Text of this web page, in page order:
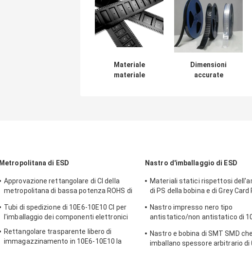
Materiale
materiale
Dimensioni
accurate
Metropolitana di ESD
Approvazione rettangolare di CI della
metropolitana di bassa potenza ROHS di
Tubi di spedizione di 10E6-10E10 CI per
l'imballaggio dei componenti elettronici
Rettangolare trasparente libero di
immagazzinamento in 10E6-10E10 la
Nastro d'imballaggio di ESD
Materiali statici rispettosi
di PS della bobina e di Grey Card
Nastro impresso nero tipo
antistatico/non antistatico di
Nastro e bobina di SMT SMD che
imballano spessore arbitrario di